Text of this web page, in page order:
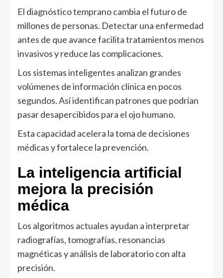
El diagnóstico temprano cambia el futuro de
millones de personas. Detectar una enfermedad
antes de que avance facilita tratamientos menos
invasivos y reduce las complicaciones.
Los sistemas inteligentes analizan grandes
volúmenes de información clínica en pocos
segundos. Así identifican patrones que podrían
pasar desapercibidos para el ojo humano.
Esta capacidad acelera la toma de decisiones
médicas y fortalece la prevención.
La inteligencia artificial
mejora la precisión
médica
Los algoritmos actuales ayudan a interpretar
radiografías, tomografías, resonancias
magnéticas y análisis de laboratorio con alta
precisión.